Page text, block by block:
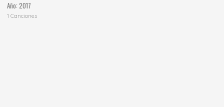
Año:2017
1 Canciones